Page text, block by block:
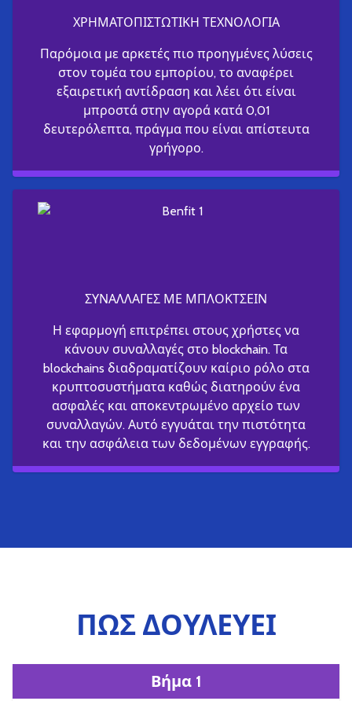
ΧΡΗΜΑΤΟΠΙΣΤΩΤΙΚΗ ΤΕΧΝΟΛΟΓΙΑ
Παρόμοια με αρκετές πιο προηγμένες λύσεις
στον τομέα του εμπορίου, το αναφέρει
εξαιρετική αντίδραση και λέει ότι είναι
μπροστά στην αγορά κατά 0,01
δευτερόλεπτα, πράγμα που είναι απίστευτα
γρήγορο.
ΣΥΝΑΛΛΑΓΕΣ ΜΕ ΜΠΛΟΚΤΣΕΙΝ
Η εφαρμογή επιτρέπει στους χρήστες να
κάνουν συναλλαγές στο blockchain. Τα
blockchains διαδραματίζουν καίριο ρόλο στα
κρυπτοσυστήματα καθώς διατηρούν ένα
ασφαλές και αποκεντρωμένο αρχείο των
συναλλαγών. Αυτό εγγυάται την πιστότητα
και την ασφάλεια των δεδομένων εγγραφής.
ΠΩΣ ΔΟΥΛΕΥΕΙ
Βήμα 1